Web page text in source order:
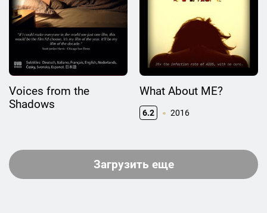
Voices from the
Shadows
What About ME?
6.2 2016
Загрузить еще